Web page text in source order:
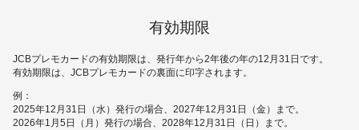
有効期限
JCBプレモカードの有効期限は、発行年から2年後の年の12月31日です。
有効期限は、JCBプレモカードの裏面に印字されます。
例：
2025年12月31日（水）発行の場合、2027年12月31日（金）まで。
2026年1月5日（月）発行の場合、2028年12月31日（日）まで。